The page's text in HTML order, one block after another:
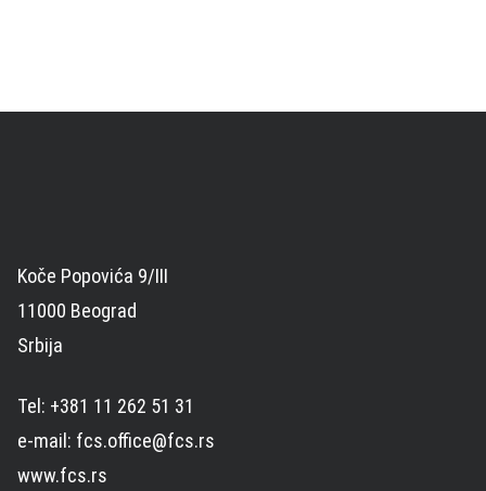
Koče Popovića 9/III
11000 Beograd
Srbija
Tel: +381 11 262 51 31
e-mail: fcs.office@fcs.rs
www.fcs.rs